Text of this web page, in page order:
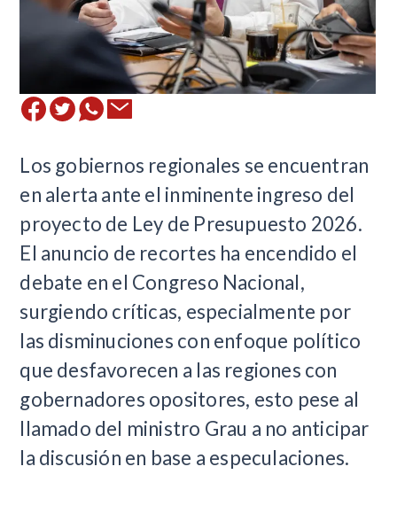
​Los gobiernos regionales se encuentran
en alerta ante el inminente ingreso del
proyecto de Ley de Presupuesto 2026.
El anuncio de recortes ha encendido el
debate en el Congreso Nacional,
surgiendo críticas, especialmente por
las disminuciones con enfoque político
que desfavorecen a las regiones con
gobernadores opositores, esto pese al
llamado del ministro Grau a no anticipar
la discusión en base a especulaciones.